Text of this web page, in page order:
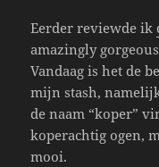
Eerder reviewde ik
amazingly
Vandaag is het de
mijn stash,
de naam “koper”
koperachtig ogen,
mooi.